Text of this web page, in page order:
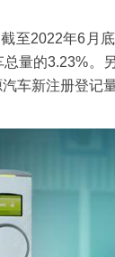
至2022年6月
总量的3.23%。
车新注册登记